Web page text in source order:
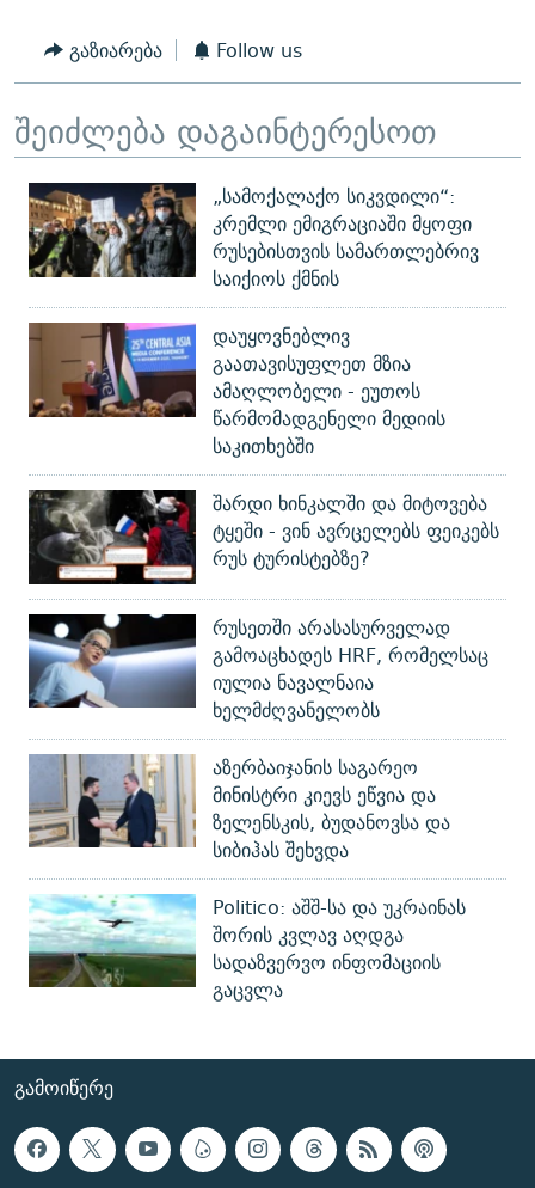
გაზიარება Follow us
შეიძლება დაგაინტერესოთ
„სამოქალაქო სიკვდილი“:
კრემლი ემიგრაციაში მყოფი
რუსებისთვის სამართლებრივ
საიქიოს ქმნის
დაუყოვნებლივ
გაათავისუფლეთ მზია
ამაღლობელი - ეუთოს
წარმომადგენელი მედიის
საკითხებში
შარდი ხინკალში და მიტოვება
ტყეში - ვინ ავრცელებს ფეიკებს
რუს ტურისტებზე?
რუსეთში არასასურველად
გამოაცხადეს HRF, რომელსაც
იულია ნავალნაია
ხელმძღვანელობს
აზერბაიჯანის საგარეო
მინისტრი კიევს ეწვია და
ზელენსკის, ბუდანოვსა და
სიბიჰას შეხვდა
Politico: აშშ-სა და უკრაინას
შორის კვლავ აღდგა
სადაზვერვო ინფომაციის
გაცვლა
ᲒᲐᲛᲝᲘᲬᲔᲠᲔ